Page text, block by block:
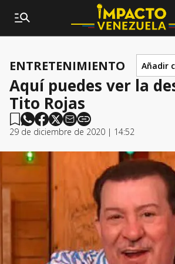
ENTRETENIMIENTO Añadir
Aquí puedes ver la
Tito Rojas
29 de diciembre de 2020 | 14:52